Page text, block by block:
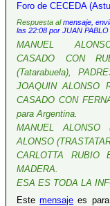
Foro de CECEDA
Respuesta almensaje,
las 22:08 por JUAN
MANUEL
CASADO CON
(Tatarabuela),
JOAQUIN ALONSO
CASADO CON
para Argentina.
MANUEL ALONSO
ALONSO
CARLOTTA
MADERA.
ESA ES TODA LA
Estemensaje es